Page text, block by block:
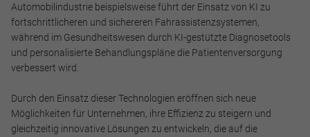
Automobilindustrie beispielsweise führt der Einsatz von KI zu
fortschrittlicheren und sichereren Fahrassistenzsystemen,
während im Gesundheitswesen durch KI-gestützte Diagnosetools
und personalisierte Behandlungspläne die Patientenversorgung
verbessert wird.
Durch den Einsatz dieser Technologien eröffnen sich neue
Möglichkeiten für Unternehmen, ihre Effizienz zu steigern und
gleichzeitig innovative Lösungen zu entwickeln, die auf die